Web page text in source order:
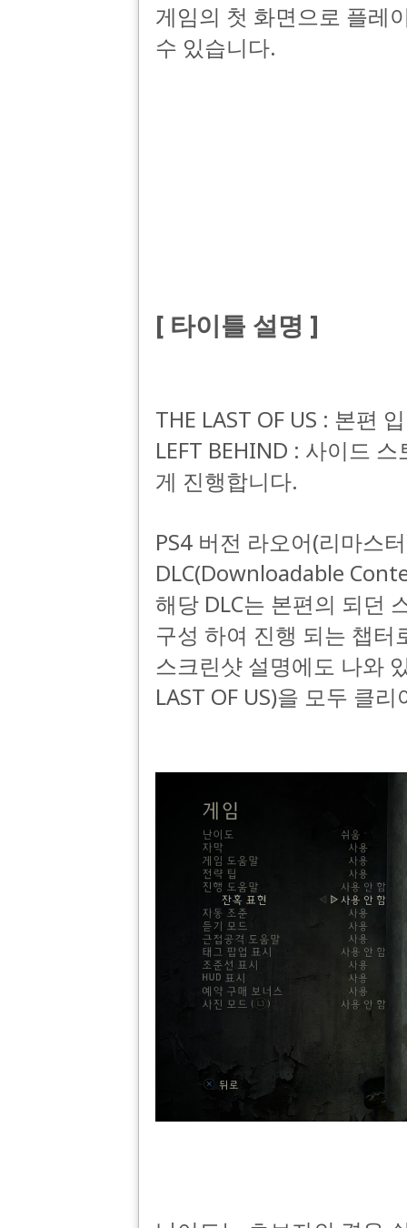
게임의 첫 화면으로 플레
수 있습니다.
[ 타이틀 설명 ]
THE LAST OF US : 본편
LEFT BEHIND : 사이드
게 진행합니다.
PS4 버전 라오어(리마스
DLC(Downloadable
해당 DLC는 본편의 되던
구성 하여 진행 되는 챕
스크린샷 설명에도 나와
LAST OF US)을 모두 클